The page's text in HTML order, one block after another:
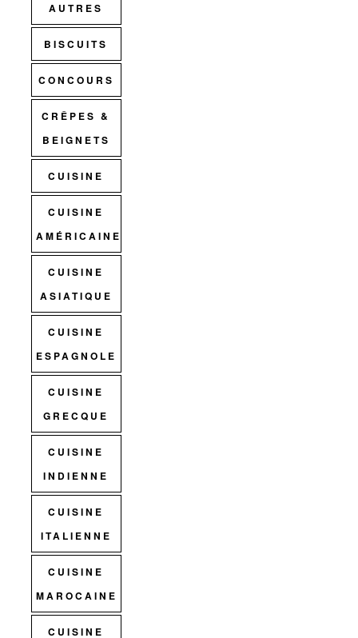
AUTRES
BISCUITS
CONCOURS
CRÊPES &
BEIGNETS
CUISINE
CUISINE
AMÉRICAINE
CUISINE
ASIATIQUE
CUISINE
ESPAGNOLE
CUISINE
GRECQUE
CUISINE
INDIENNE
CUISINE
ITALIENNE
CUISINE
MAROCAINE
CUISINE